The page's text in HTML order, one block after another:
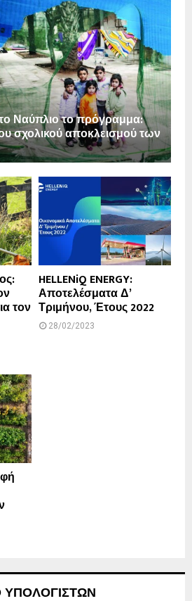
Ναύπλιο το πρόγραμμα:
σχολικού αποκλεισμού των
τον
HELLENiQ ENERGY:
Αποτελέσματα Δ’
Τριμήνου, Έτους 2022
28/02/2023
ΥΠΟΛΟΓΙΣΤΩΝ